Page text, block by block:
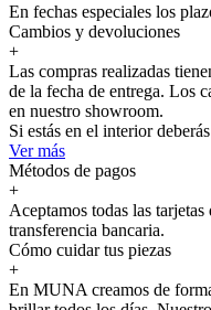
En fechas especiales los
Cambios y devoluciones
+
Las compras realizadas
de la fecha de entrega. Los
en nuestro showroom.
Si estás en el interior
Ver más
Métodos de pagos
+
Aceptamos todas las
transferencia bancaria.
Cómo cuidar tus piezas
+
En MUNA creamos de